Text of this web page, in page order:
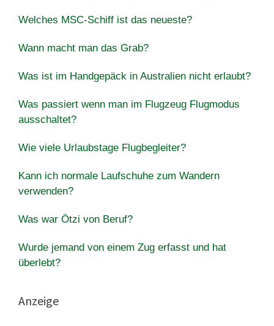
Welches MSC-Schiff ist das neueste?
Wann macht man das Grab?
Was ist im Handgepäck in Australien nicht erlaubt?
Was passiert wenn man im Flugzeug Flugmodus
ausschaltet?
Wie viele Urlaubstage Flugbegleiter?
Kann ich normale Laufschuhe zum Wandern
verwenden?
Was war Ötzi von Beruf?
Wurde jemand von einem Zug erfasst und hat
überlebt?
Anzeige